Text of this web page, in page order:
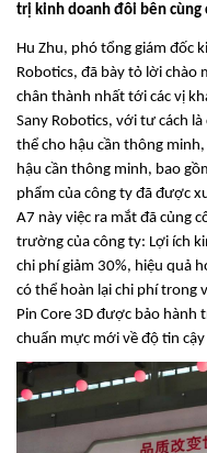
trị kinh doanh đôi bên cùng
Hu Zhu, phó tổng giám đốc
Robotics, đã bày tỏ lời chào
chân thành nhất tới các vị
Sany Robotics, với tư cách
thể cho hậu cần thông
hậu cần thông minh, bao
phẩm của công ty đã được
A7 này việc ra mắt đã củng
trường của công ty: Lợi ích
chi phí giảm 30%, hiệu quả
có thể hoàn lại chi phí trong
Pin Core 3D được bảo
chuẩn mực mới về độ tin